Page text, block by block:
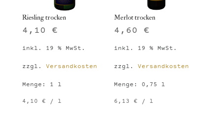
Riesling trocken
4,10 €
inkl. 19 % MwSt.
zzgl. Versandkosten
Menge: 1 l
4,10 € / l
Merlot trocken
4,60 €
inkl. 19 % MwSt.
zzgl.Versandkosten
Menge: 0,75 l
6,13€ / l